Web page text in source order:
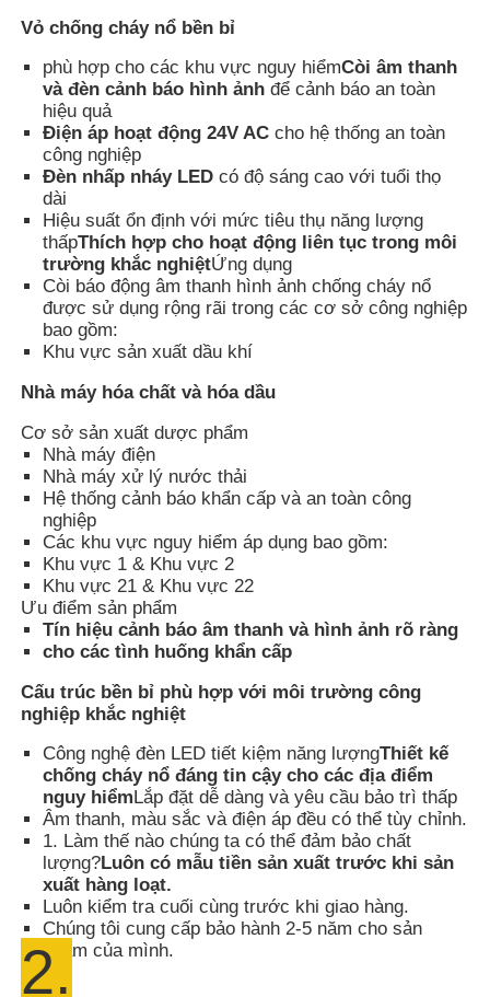
Tham quan nhà máy
Kiểm soát chất lượng
Liên hệ chúng tôi
Yêu cầu báo giá
Chiếu sáng chống cháy nổ
Đèn báo cháy nổ
quạt chống cháy nổ
Hộp chống nổ
công tắc chống cháy nổ
Các tuyến cáp chống nổ
phích cắm và ổ cắm chống cháy nổ
Vỏ chống cháy nổ bền bỉ
phù hợp cho các khu vực nguy hiểmCòi âm thanh
và đèn cảnh báo hình ảnh để cảnh báo an toàn
hiệu quả
Điện áp hoạt động 24V AC cho hệ thống an toàn
công nghiệp
Đèn nhấp nháy LED có độ sáng cao với tuổi thọ
dài
Hiệu suất ổn định với mức tiêu thụ năng lượng
thấpThích hợp cho hoạt động liên tục trong môi
trường khắc nghiệtỨng dụng
Còi báo động âm thanh hình ảnh chống cháy nổ
được sử dụng rộng rãi trong các cơ sở công nghiệp
bao gồm:
Khu vực sản xuất dầu khí
Nhà máy hóa chất và hóa dầu
Cơ sở sản xuất dược phẩm
Nhà máy điện
Nhà máy xử lý nước thải
Hệ thống cảnh báo khẩn cấp và an toàn công
nghiệp
Các khu vực nguy hiểm áp dụng bao gồm:
Khu vực 1 & Khu vực 2
Khu vực 21 & Khu vực 22
Ưu điểm sản phẩm
Tín hiệu cảnh báo âm thanh và hình ảnh rõ ràng
cho các tình huống khẩn cấp
Cấu trúc bền bỉ phù hợp với môi trường công
nghiệp khắc nghiệt
Công nghệ đèn LED tiết kiệm năng lượngThiết kế
chống cháy nổ đáng tin cậy cho các địa điểm
nguy hiểm Lắp đặt dễ dàng và yêu cầu bảo trì thấp
Âm thanh, màu sắc và điện áp đều có thể tùy chỉnh.
1. Làm thế nào chúng ta có thể đảm bảo chất
lượng?Luôn có mẫu tiền sản xuất trước khi sản
xuất hàng loạt.
Luôn kiểm tra cuối cùng trước khi giao hàng.
Chúng tôi cung cấp bảo hành 2-5 năm cho sản
phẩm của mình.
2.